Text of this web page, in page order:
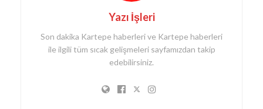
Yazı İşleri
Son dakika Kartepe haberleri ve Kartepe haberleri
ile ilgili tüm sıcak gelişmeleri sayfamızdan takip
edebilirsiniz.